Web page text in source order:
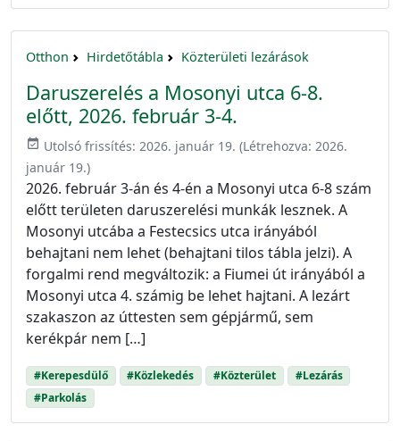
Otthon Hirdetőtábla Közterületi lezárások
Daruszerelés a Mosonyi utca 6-8.
előtt, 2026. február 3-4.
event_available Utolsó frissítés: 2026. január 19. (Létrehozva: 2026.
január 19.)
2026. február 3-án és 4-én a Mosonyi utca 6-8 szám
előtt területen daruszerelési munkák lesznek. A
Mosonyi utcába a Festecsics utca irányából
behajtani nem lehet (behajtani tilos tábla jelzi). A
forgalmi rend megváltozik: a Fiumei út irányából a
Mosonyi utca 4. számig be lehet hajtani. A lezárt
szakaszon az úttesten sem gépjármű, sem
kerékpár nem […]
#Kerepesdülő #Közlekedés #Közterület
#Lezárás
#Parkolás